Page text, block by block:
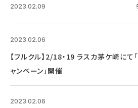
2023.02.09
2023.02.06
【フルクル】2/18・19 ラスカ茅ケ崎に
ャンペーン」開催
2023.02.06